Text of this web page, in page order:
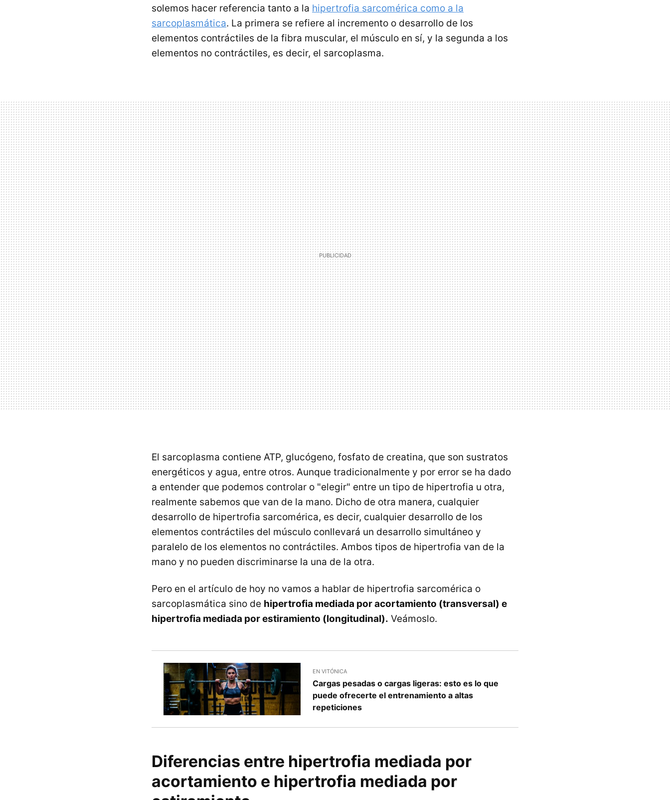
solemos hacer referencia tanto a la hipertrofia sarcomérica como a la
sarcoplasmática. La primera se refiere al incremento o desarrollo de los
elementos contráctiles de la fibra muscular, el músculo en sí, y la segunda a los
elementos no contráctiles, es decir, el sarcoplasma.
El sarcoplasma contiene ATP, glucógeno, fosfato de creatina, que son sustratos
energéticos y agua, entre otros. Aunque tradicionalmente y por error se ha dado
a entender que podemos controlar o "elegir" entre un tipo de hipertrofia u otra,
realmente sabemos que van de la mano. Dicho de otra manera, cualquier
desarrollo de hipertrofia sarcomérica, es decir, cualquier desarrollo de los
elementos contráctiles del músculo conllevará un desarrollo simultáneo y
paralelo de los elementos no contráctiles. Ambos tipos de hipertrofia van de la
mano y no pueden discriminarse la una de la otra.
Pero en el artículo de hoy no vamos a hablar de hipertrofia sarcomérica o
sarcoplasmática sino de hipertrofia mediada por acortamiento (transversal) e
hipertrofia mediada por estiramiento (longitudinal). Veámoslo.
EN VITÓNICA
Cargas pesadas o cargas ligeras: esto es lo que
puede ofrecerte el entrenamiento a altas
repeticiones
Diferencias entre hipertrofia mediada por
acortamiento e hipertrofia mediada por